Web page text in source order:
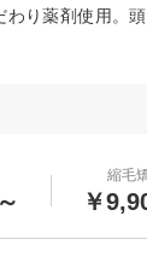
り薬剤使用。
縮毛
￥